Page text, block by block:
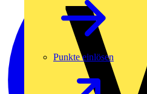
Punkte einlösen